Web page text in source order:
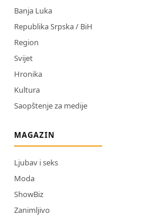
Banja Luka
Republika Srpska / BiH
Region
Svijet
Hronika
Kultura
Saopštenje za medije
MAGAZIN
Ljubav i seks
Moda
ShowBiz
Zanimljivo